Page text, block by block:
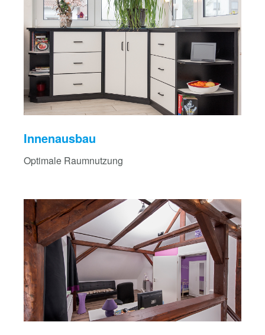
Innenausbau
Optimale Raumnutzung